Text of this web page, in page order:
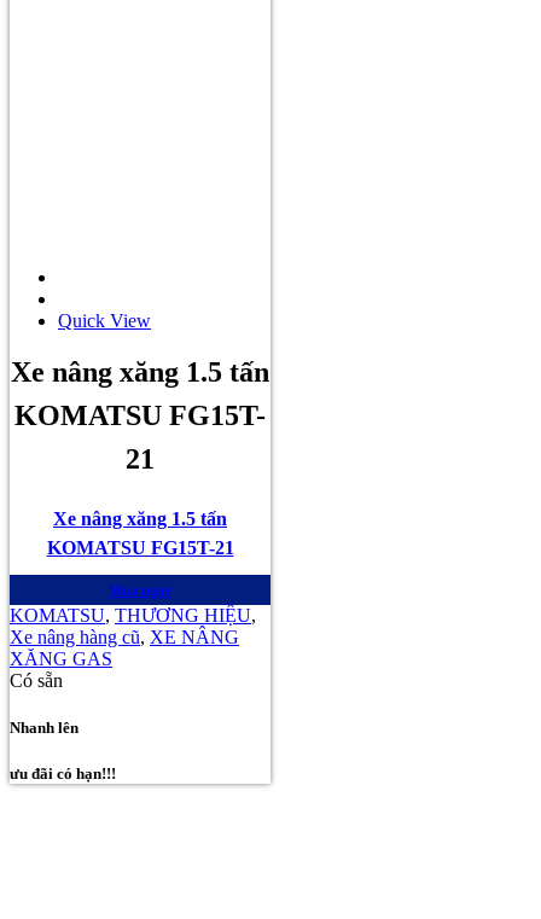
Quick View
Xe nâng xăng 1.5 tấn
KOMATSU FG15T-
21
Xe nâng xăng 1.5 tấn
KOMATSU FG15T-21
Mua ngay
KOMATSU, THƯƠNG HIỆU,
Xe nâng hàng cũ, XE NÂNG
XĂNG GAS
Có sẵn
Nhanh lên
ưu đãi có hạn!!!